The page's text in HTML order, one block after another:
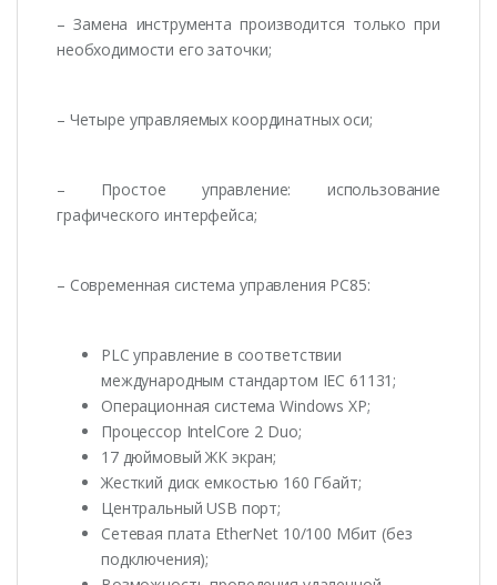
– Замена инструмента производится только при
необходимости его заточки;
– Четыре управляемых координатных оси;
– Простое управление: использование
графического интерфейса;
– Современная система управления РС85:
PLC управление в соответствии
международным стандартом IEC 61131;
Операционная система Windows XP;
Процессор IntelCore 2 Duo;
17 дюймовый ЖК экран;
Жесткий диск емкостью 160 Гбайт;
Центральный USB порт;
Сетевая плата EtherNet 10/100 Мбит (без
подключения);